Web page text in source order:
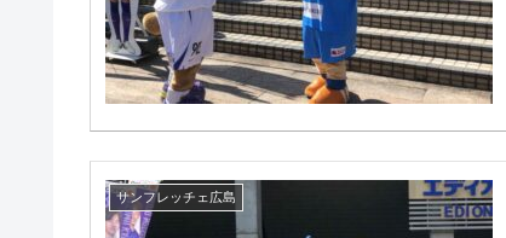
サンフレッチェ広島